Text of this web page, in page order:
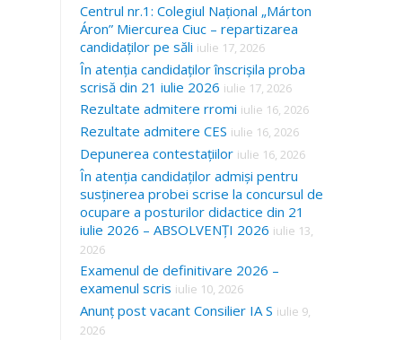
Centrul nr.1: Colegiul Național „Márton
Áron” Miercurea Ciuc – repartizarea
candidaților pe săli iulie 17, 2026
În atenția candidaților înscrișila proba
scrisă din 21 iulie 2026 iulie 17, 2026
Rezultate admitere rromi iulie 16, 2026
Rezultate admitere CES iulie 16, 2026
Depunerea contestațiilor iulie 16, 2026
În atenția candidaților admiși pentru
susținerea probei scrise la concursul de
ocupare a posturilor didactice din 21
iulie 2026 – ABSOLVENȚI 2026 iulie 13,
2026
Examenul de definitivare 2026 –
examenul scris iulie 10, 2026
Anunț post vacant Consilier IA S iulie 9,
2026